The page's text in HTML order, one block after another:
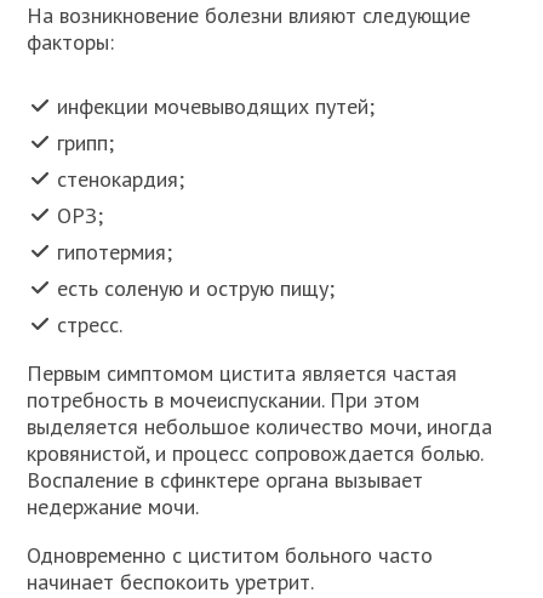
На возникновение болезни влияют следующие
факторы:
инфекции мочевыводящих путей;
грипп;
стенокардия;
ОРЗ;
гипотермия;
есть соленую и острую пищу;
стресс.
Первым симптомом цистита является частая
потребность в мочеиспускании. При этом
выделяется небольшое количество мочи, иногда
кровянистой, и процесс сопровождается болью.
Воспаление в сфинктере органа вызывает
недержание мочи.
Одновременно с циститом больного часто
начинает беспокоить уретрит.